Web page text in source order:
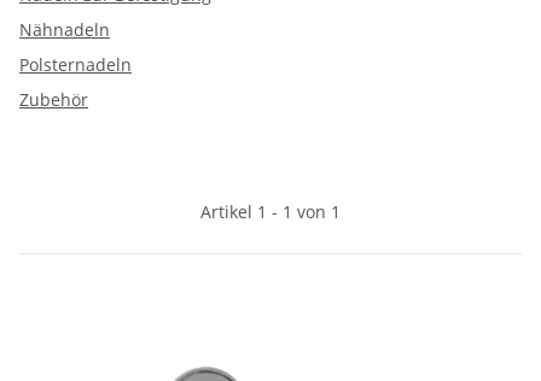
Nähnadeln
Polsternadeln
Zubehör
Artikel 1 - 1 von 1